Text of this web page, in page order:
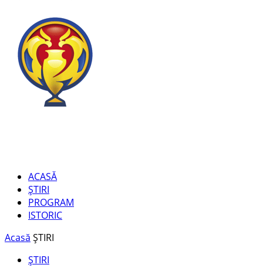
ACASĂ
ȘTIRI
PROGRAM
ISTORIC
Acasă ȘTIRI
ȘTIRI